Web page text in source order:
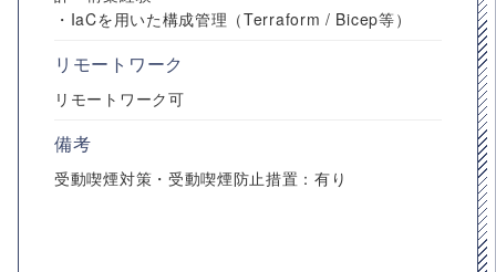
・IaCを用いた構成管理（Terraform / Bicep等）
リモートワーク
リモートワーク可
備考
受動喫煙対策・受動喫煙防止措置：有り